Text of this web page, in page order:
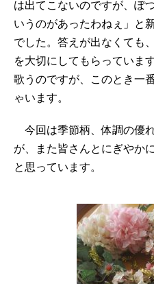
は出てこないのですが、ぽ
いうのがあったわねぇ」と
でした。答えが出なくても
を大切にしてもらっていま
歌うのですが、このとき一
ゃいます。
今回は季節柄、体調の優
が、また皆さんとにぎやか
と思っています。